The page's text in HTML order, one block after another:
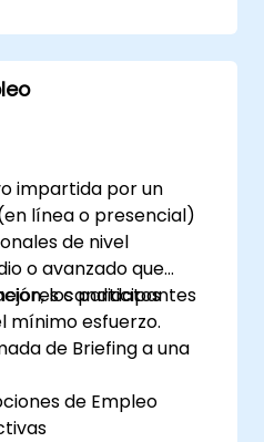
de Liderazgo
a Seguir
impartida por un
línea o presencial)
de nivel
o avanzado que
candidatos
mínimo esfuerzo.
los participantes
de Briefing a una
de Empleo